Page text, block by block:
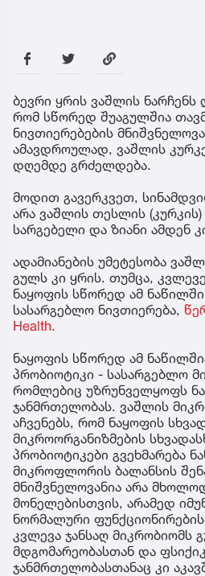
ბევრი ყრის ვაშლის ნარჩენს
რომ სწორედ შუაგულშია
ნივთიერებების
ამავდროულად, ვაშლის
დღემდე გრძელდება.
მოდით გავერკვეთ,
არა ვაშლის თესლის
სარგებელი და ზიანი ამდენ
ადამიანების უმეტესობა
გულს კი ყრის. თუმცა,
ნაყოფის სწორედ ამ
სასარგებლო ნივთიერება,
Health.
ნაყოფის სწორედ ამ
პრობიოტიკი - სასარგებლო
რომლებიც უზრუნველყოფს
ჯანმრთელობას. ვაშლის
აჩვენებს, რომ ნაყოფის
მიკროორგანიზმების
პრობიოტიკები გვეხმარება
მიკროფლორის ბალანსის
მნიშვნელოვანია არა
მონელებისთვის, არამედ
ნორმალური
კვლევა ჯანსაღ მიკრობიომს
მდგომარეობასთან და
ჯანმრთელობასთანაც კი